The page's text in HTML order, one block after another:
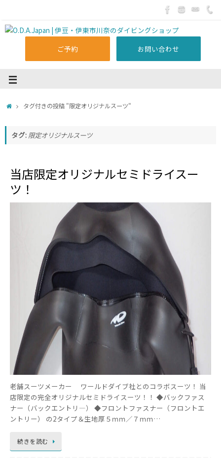
ご予約 お問い合わせ
タグ付きの投稿 "限定オリジナルスーツ"
タグ: 限定オリジナルスーツ
当店限定オリジナルセミドライスー
ツ！
老舗スーツメーカー ワールドダイブ社とのコラボスーツ！ 当
店限定の完全オリジナルセミドライスーツ！！ ◆バックファス
ナー（バックエントリ―） ◆フロントファスナー（フロントエ
ントリー） の2タイプ＆生地厚５ｍｍ／７ｍｍ…
続きを読む